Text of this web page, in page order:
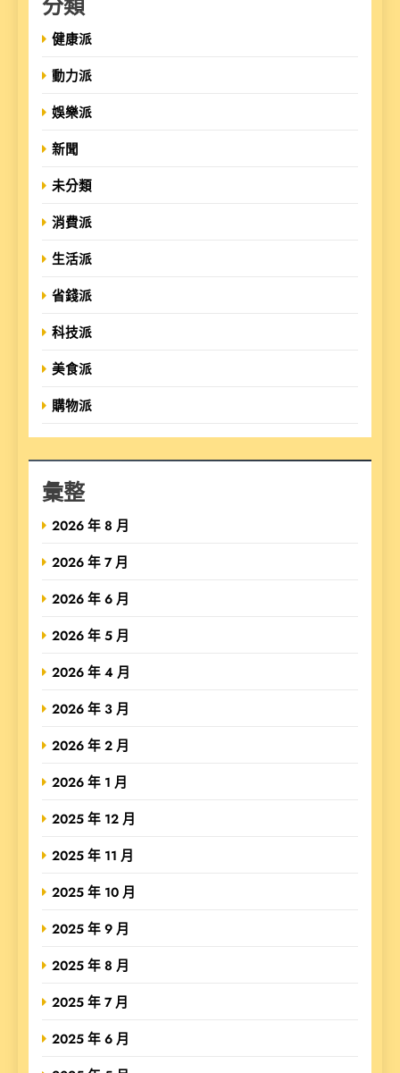
健康派
動力派
娛樂派
新聞
未分類
消費派
生活派
省錢派
科技派
美食派
購物派
彙整
2026 年 8 月
2026 年 7 月
2026 年 6 月
2026 年 5 月
2026 年 4 月
2026 年 3 月
2026 年 2 月
2026 年 1 月
2025 年 12 月
2025 年 11 月
2025 年 10 月
2025 年 9 月
2025 年 8 月
2025 年 7 月
2025 年 6 月